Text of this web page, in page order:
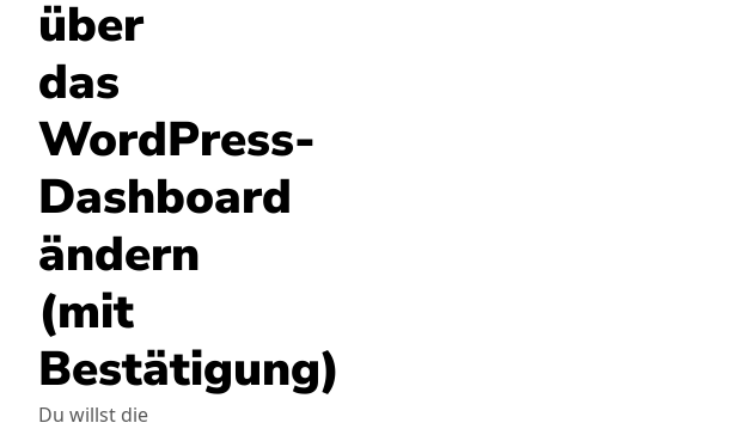
über
das
WordPress-
Dashboard
ändern
(mit
Bestätigung)
Du willst die